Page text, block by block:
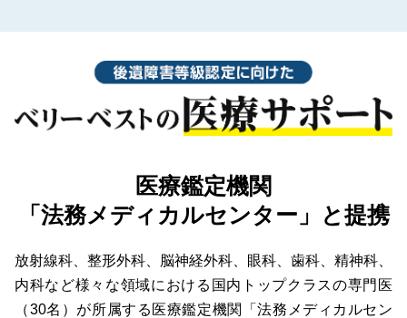
医療鑑定機関
「法務メディカルセンター」と提携
放射線科、整形外科、脳神経外科、眼科、歯科、精神科、
内科など様々な領域における国内トップクラスの専門医
（30名）が所属する医療鑑定機関「法務メディカルセン